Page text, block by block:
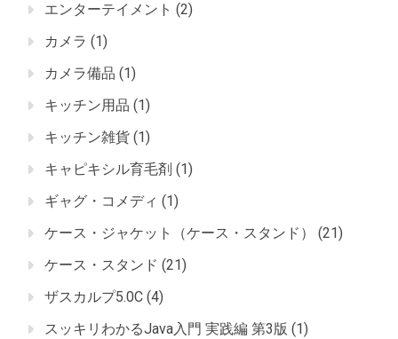
エンターテイメント (2)
カメラ (1)
カメラ備品 (1)
キッチン用品 (1)
キッチン雑貨 (1)
キャピキシル育毛剤 (1)
ギャグ・コメディ (1)
ケース・ジャケット（ケース・スタンド）
(21)
ケース・スタンド (21)
ザスカルプ5.0C (4)
スッキリわかるJava入門 実践編 第3版 (1)